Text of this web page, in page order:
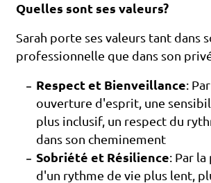
Quelles sont ses valeurs?
Sarah porte ses valeurs tant dans
professionnelle que dans son
Respect et Bienveillance:
ouverture d'esprit, une
plus inclusif, un respect du
dans son cheminement
Sobriété et Résilience: Par
d'un rythme de vie plus lent,